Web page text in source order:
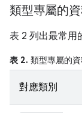
類型專屬的
表 2 列出最常用
表 2. 類型專屬的
對應類別